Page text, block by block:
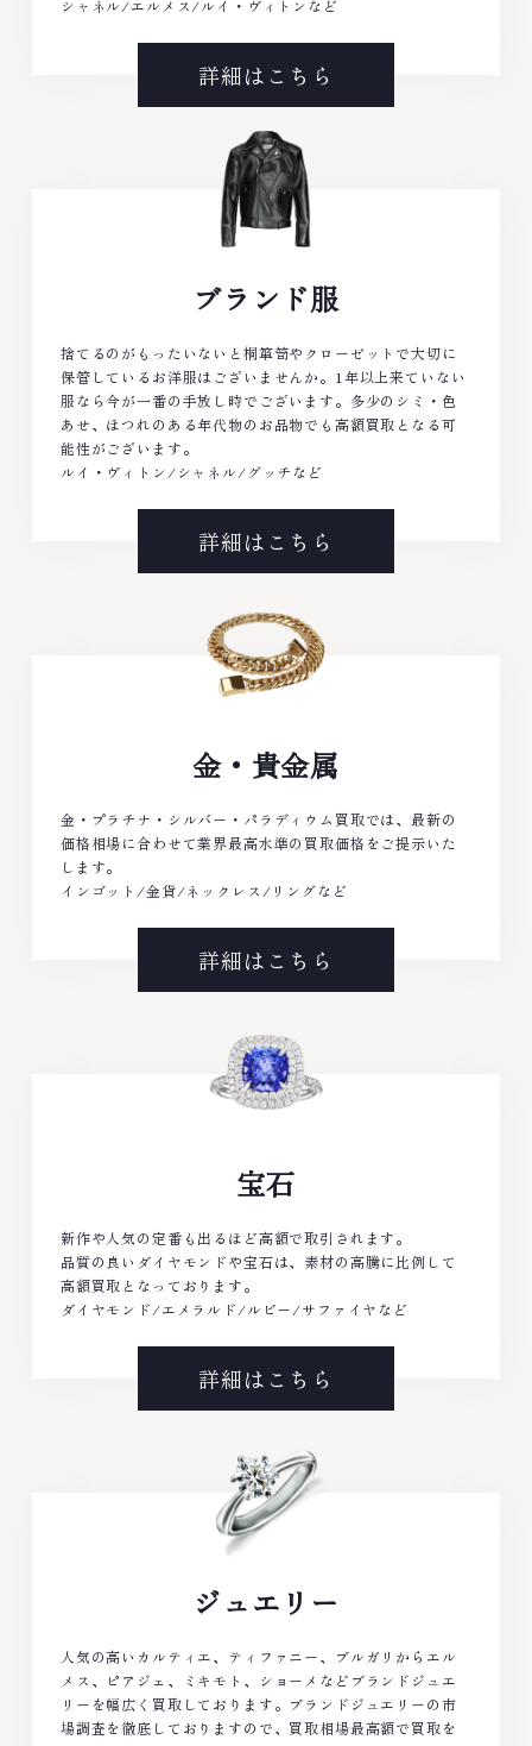
シャネル/エルメス/ルイ・ヴィトンなど
詳細はこちら
ブランド服
捨てるのがもったいないと桐箪笥やクローゼットで大切に
保管しているお洋服はございませんか。1年以上来ていない
服なら今が一番の手放し時でございます。多少のシミ・色
あせ、ほつれのある年代物のお品物でも高額買取となる可
能性がございます。
ルイ・ヴィトン/シャネル/グッチなど
詳細はこちら
金・貴金属
金・プラチナ・シルバー・パラディウム買取では、最新の
価格相場に合わせて業界最高水準の買取価格をご提示いた
します。
インゴット/金貨/ネックレス/リングなど
詳細はこちら
宝石
新作や人気の定番も出るほど高額で取引されます。
品質の良いダイヤモンドや宝石は、素材の高騰に比例して
高額買取となっております。
ダイヤモンド/エメラルド/ルビー/サファイヤなど
詳細はこちら
ジュエリー
人気の高いカルティエ、ティファニー、ブルガリからエル
メス、ピアジェ、ミキモト、ショーメなどブランドジュエ
リーを幅広く買取しております。ブランドジュエリーの市
場調査を徹底しておりますので、買取相場最高額で買取を